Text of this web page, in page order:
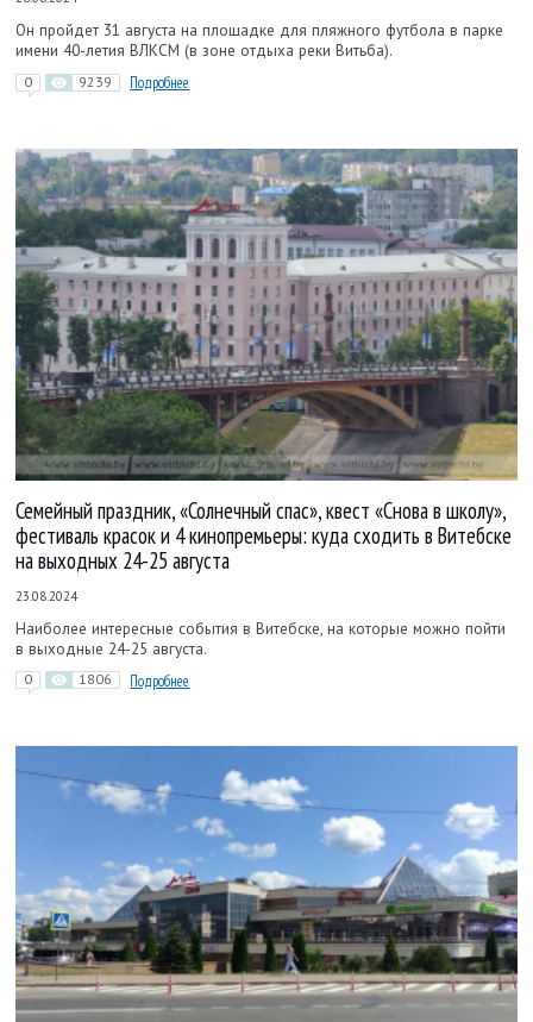
Он пройдет 31 августа на площадке для пляжного футбола в парке
имени 40-летия ВЛКСМ (в зоне отдыха реки Витьба).
0 9239 Подробнее
Семейный праздник, «Солнечный спас», квест «Снова в школу»,
фестиваль красок и 4 кинопремьеры: куда сходить в Витебске
на выходных 24-25 августа
23.08.2024
Наиболее интересные события в Витебске, на которые можно пойти
в выходные 24-25 августа.
0 1806 Подробнее